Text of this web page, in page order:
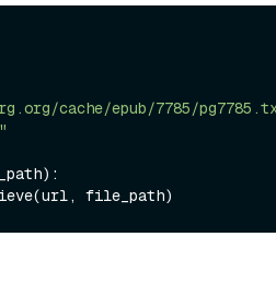
cache/epub/7785/